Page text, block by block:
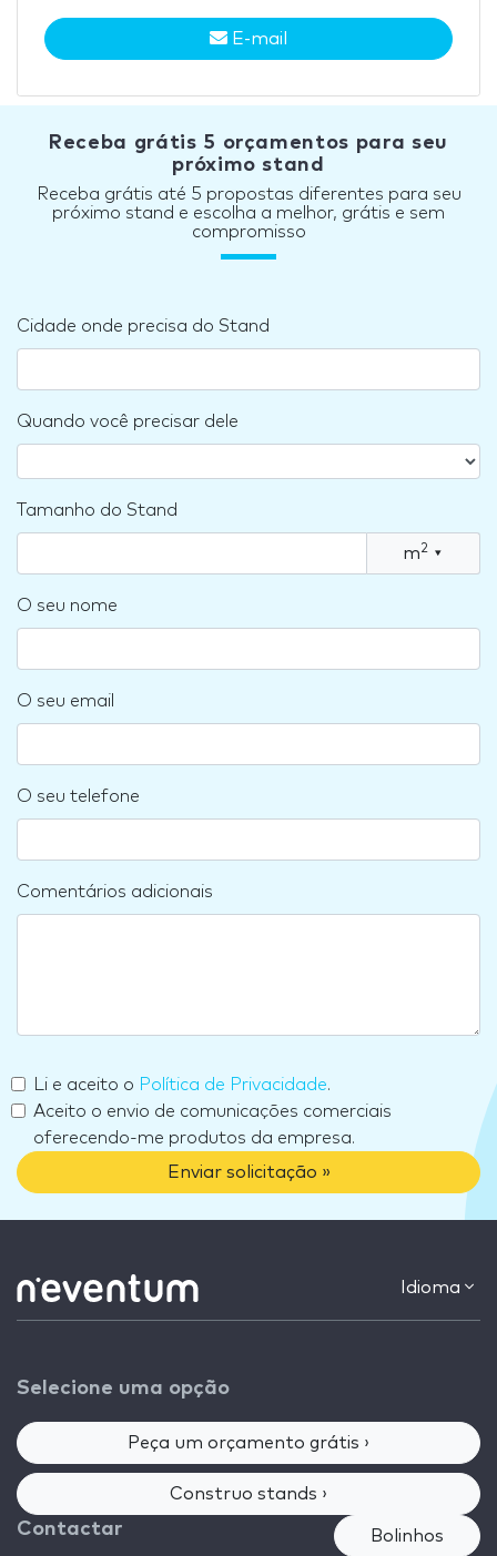
E-mail
Receba grátis 5 orçamentos para seu
próximo stand
Receba grátis até 5 propostas diferentes para seu
próximo stand e escolha a melhor, grátis e sem
compromisso
Cidade onde precisa do Stand
Quando você precisar dele
Tamanho do Stand
m2 ▾
O seu nome
O seu email
O seu telefone
Comentários adicionais
Li e aceito o Política de Privacidade.
Aceito o envio de comunicações comerciais
oferecendo-me produtos da empresa.
Enviar solicitação »
Idioma
Selecione uma opção
Peça um orçamento grátis ›
Construo stands ›
Contactar Bolinhos